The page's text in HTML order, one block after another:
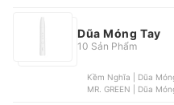
Dũa Móng Tay
10 Sản Phẩm
Kềm Nghĩa | Dũa
MR. GREEN | Dũa